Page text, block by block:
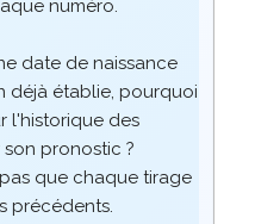
numéro.
date de naissance
déjà établie, pourquoi
l'historique des
pronostic ?
que chaque tirage
précédents.